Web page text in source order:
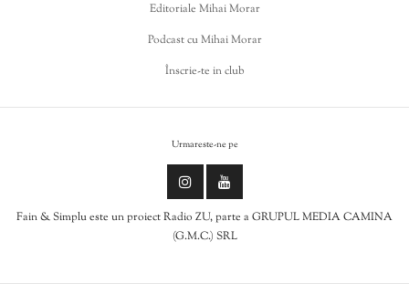
Editoriale Mihai Morar
Podcast cu Mihai Morar
Înscrie-te in club
Urmareste-ne pe
Fain & Simplu este un proiect Radio ZU, parte a GRUPUL MEDIA CAMINA
(G.M.C.) SRL